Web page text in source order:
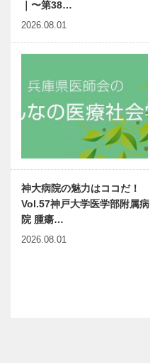
｜〜第38…
2026.08.01
神大病院の魅力はココだ！
Vol.57神戸大学医学部附属病
院 腫瘍…
2026.08.01